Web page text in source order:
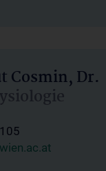
Cosmin, Dr.